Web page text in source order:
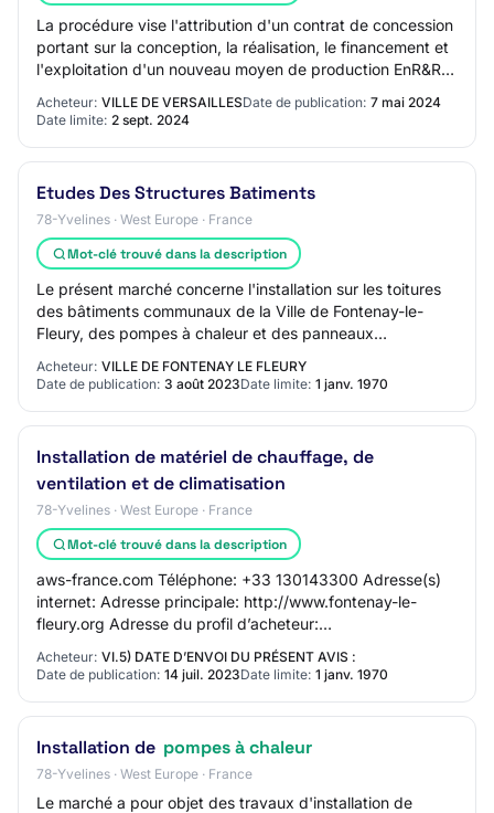
La procédure vise l'attribution d'un contrat de concession
portant sur la conception, la réalisation, le financement et
l'exploitation d'un nouveau moyen de production EnR&R
Acheteur: VILLE DE VERSAILLESDate de publication: 7 mai 2024
Date limite: 2 sept. 2024
Etudes Des Structures Batiments
78-Yvelines · West Europe · France
Mot-clé trouvé dans la description
Le présent marché concerne l'installation sur les toitures
des bâtiments communaux de la Ville de Fontenay-le-
Fleury, des pompes à chaleur et des panneaux
Acheteur: VILLE DE FONTENAY LE FLEURY
Date de publication: 3 août 2023Date limite: 1 janv. 1970
Installation de matériel de chauffage, de
ventilation et de climatisation
78-Yvelines · West Europe · France
Mot-clé trouvé dans la description
aws-france.com Téléphone: +33 130143300 Adresse(s)
internet: Adresse principale: http://www.fontenay-le-
fleury.org Adresse du profil d’acheteur:
http://www.marches-publics.info I.4)Type de pouvoir ad…
Acheteur: VI.5) DATE D’ENVOI DU PRÉSENT AVIS :
Date de publication: 14 juil. 2023Date limite: 1 janv. 1970
Installation de pompes à chaleur
78-Yvelines · West Europe · France
Le marché a pour objet des travaux d'installation de